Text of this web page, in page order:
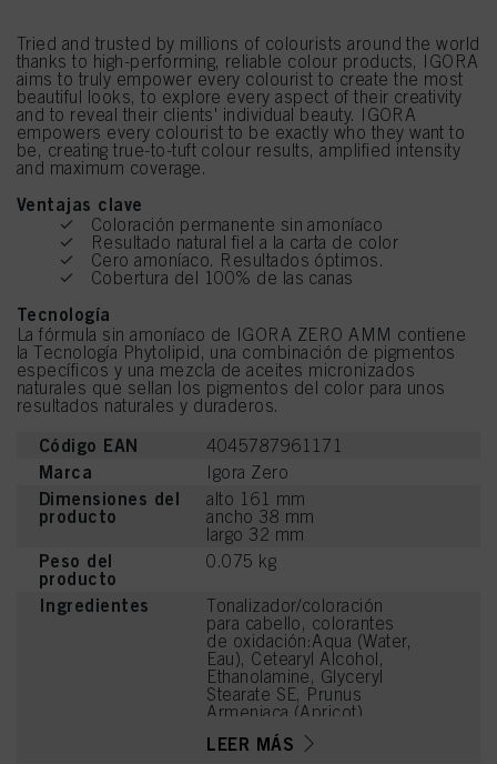
Tried and trusted by millions of colourists around the world
thanks to high-performing, reliable colour products, IGORA
aims to truly empower every colourist to create the most
beautiful looks, to explore every aspect of their creativity
and to reveal their clients' individual beauty. IGORA
empowers every colourist to be exactly who they want to
be, creating true-to-tuft colour results, amplified intensity
and maximum coverage.
Ventajas clave
Coloración permanente sin amoníaco
Resultado natural fiel a la carta de color
Cero amoníaco. Resultados óptimos.
Cobertura del 100% de las canas
Tecnología
La fórmula sin amoníaco de IGORA ZERO AMM contiene
la Tecnología Phytolipid, una combinación de pigmentos
específicos y una mezcla de aceites micronizados
naturales que sellan los pigmentos del color para unos
resultados naturales y duraderos.
Código EAN 4045787961171
Marca Igora Zero
Dimensiones del
producto
alto 161 mm
ancho 38 mm
largo 32 mm
Peso del
producto
0.075 kg
Ingredientes
Tonalizador/coloración
para cabello, colorantes
de oxidación:Aqua (Water,
Eau), Cetearyl Alcohol,
Ethanolamine, Glyceryl
Stearate SE, Prunus
Armeniaca (Apricot)
Kernel Oil, Glycerin,
Octyldodecanol, Sodium
LEER MÁS